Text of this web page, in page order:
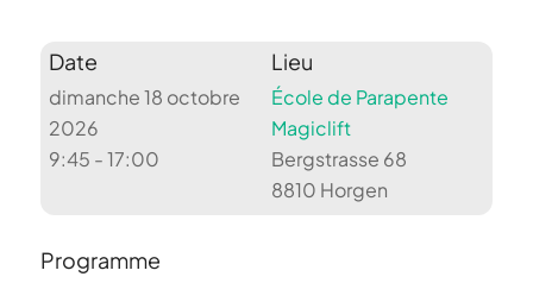
Date
dimanche 18 octobre
2026
9:45 - 17:00
Lieu
École de Parapente
Magiclift
Bergstrasse 68
8810 Horgen
Programme